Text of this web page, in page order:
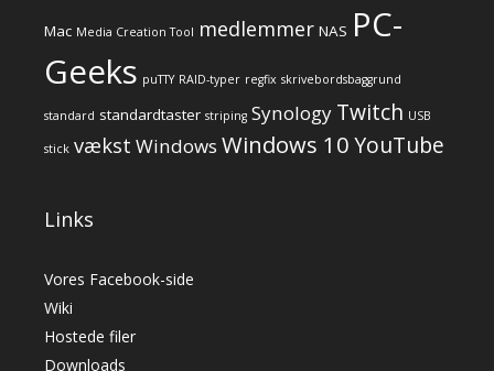
Mac Media Creation Tool medlemmer NAS PC-
Geeks puTTY RAID-typer regfix skrivebordsbaggrund
standard standardtaster striping Synology Twitch USB
stick vækst Windows Windows 10YouTube
Links
Vores Facebook-side
Wiki
Hostede filer
Downloads